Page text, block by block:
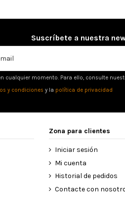
Suscríbete a nuestra
cualquier momento. Para ello, consulte
y condiciones y la política de privacidad
Zona para clientes
Iniciar sesión
Mi cuenta
Historial de pedidos
Contacte con